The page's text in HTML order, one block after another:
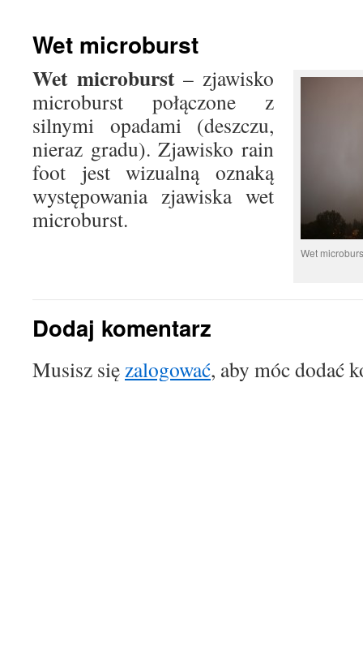
Wet microburst
Wet
Wet microburst– zjawisko
microburst połączone z
silnymi opadami (deszczu,
nieraz gradu). Zjawisko rain
foot jest wizualną oznaką
występowania zjawiska wet
microburst.
Dodaj komentarz
Musisz sięzalogować, aby móc dodać